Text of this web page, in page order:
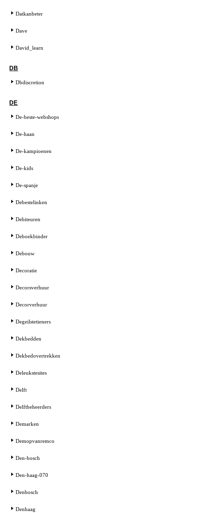
Datkanbeter
Dave
David_learn
DB
Dbdiscretion
DE
De-beste-webshops
De-haan
De-kampioenen
De-kids
De-spanje
Debestelinken
Debiteuren
Deboekbinder
Debouw
Decoratie
Decorsverhuur
Decorverhuur
Degeilstetieners
Dekbedden
Dekbedovertrekken
Deleukstesites
Delft
Delftbeheerders
Demarken
Demopvanremco
Den-bosch
Den-haag-070
Denbosch
Denhaag